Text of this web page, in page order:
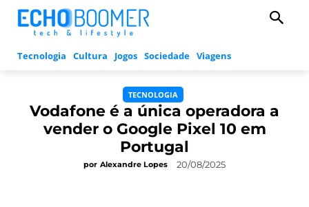
Tecnologia Cultura Jogos Sociedade Viagens
TECNOLOGIA
Vodafone é a única operadora a
vender o Google Pixel 10 em
Portugal
por Alexandre Lopes 20/08/2025